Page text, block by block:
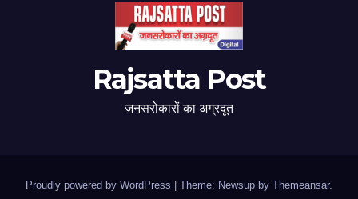
Rajsatta Post
जनसरोकारों का अग्रदूत
Proudly powered by WordPress Theme: Newsup by Themeansar.